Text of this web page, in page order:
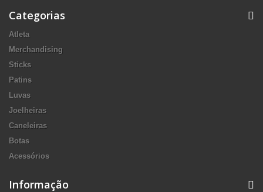
Categorias
Atleta
Merchandising
Sticks
Patins
Luvas
Joelheiras
Caneleiras
Botas
Acessórios
Informação